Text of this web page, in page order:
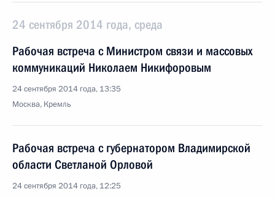
24 сентября 2014 года, среда
Рабочая встреча с Министром связи и массовых
коммуникаций Николаем Никифоровым
24 сентября 2014 года, 13:35
Москва, Кремль
Рабочая встреча с губернатором Владимирской
области Светланой Орловой
24 сентября 2014 года, 12:25